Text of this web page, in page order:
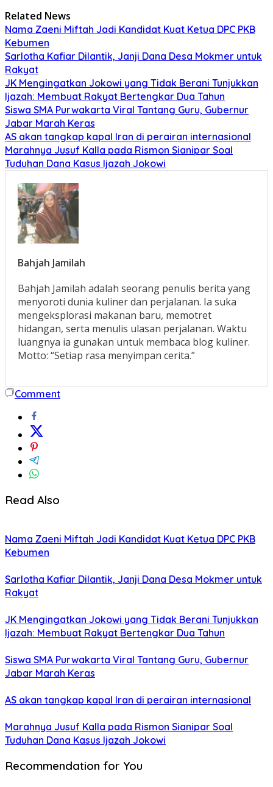
Related News
Nama Zaeni Miftah Jadi Kandidat Kuat Ketua DPC PKB
Kebumen
Sarlotha Kafiar Dilantik, Janji Dana Desa Mokmer untuk
Rakyat
JK Mengingatkan Jokowi yang Tidak Berani Tunjukkan
Ijazah: Membuat Rakyat Bertengkar Dua Tahun
Siswa SMA Purwakarta Viral Tantang Guru, Gubernur
Jabar Marah Keras
AS akan tangkap kapal Iran di perairan internasional
Marahnya Jusuf Kalla pada Rismon Sianipar Soal
Tuduhan Dana Kasus Ijazah Jokowi
Bahjah Jamilah
Bahjah Jamilah adalah seorang penulis berita yang
menyoroti dunia kuliner dan perjalanan. Ia suka
mengeksplorasi makanan baru, memotret
hidangan, serta menulis ulasan perjalanan. Waktu
luangnya ia gunakan untuk membaca blog kuliner.
Motto: “Setiap rasa menyimpan cerita.”
Comment
Read Also
Nama Zaeni Miftah Jadi Kandidat Kuat Ketua DPC PKB
Kebumen
Sarlotha Kafiar Dilantik, Janji Dana Desa Mokmer untuk
Rakyat
JK Mengingatkan Jokowi yang Tidak Berani Tunjukkan
Ijazah: Membuat Rakyat Bertengkar Dua Tahun
Siswa SMA Purwakarta Viral Tantang Guru, Gubernur
Jabar Marah Keras
AS akan tangkap kapal Iran di perairan internasional
Marahnya Jusuf Kalla pada Rismon Sianipar Soal
Tuduhan Dana Kasus Ijazah Jokowi
Recommendation for You